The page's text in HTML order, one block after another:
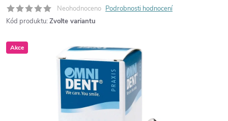
Neohodnoceno Podrobnosti hodnocení
Kód produktu: Zvolte variantu
Akce